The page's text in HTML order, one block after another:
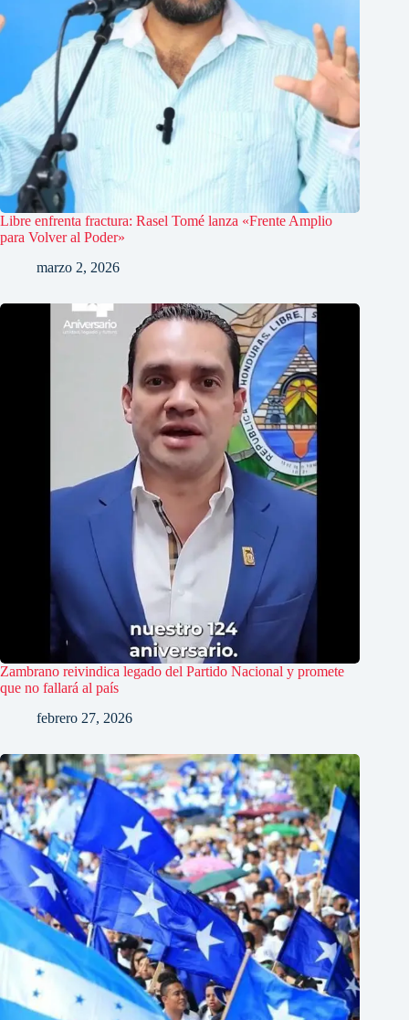
Libre enfrenta fractura: Rasel Tomé lanza «Frente Amplio
para Volver al Poder»
marzo 2, 2026
Zambrano reivindica legado del Partido Nacional y promete
que no fallará al país
febrero 27, 2026